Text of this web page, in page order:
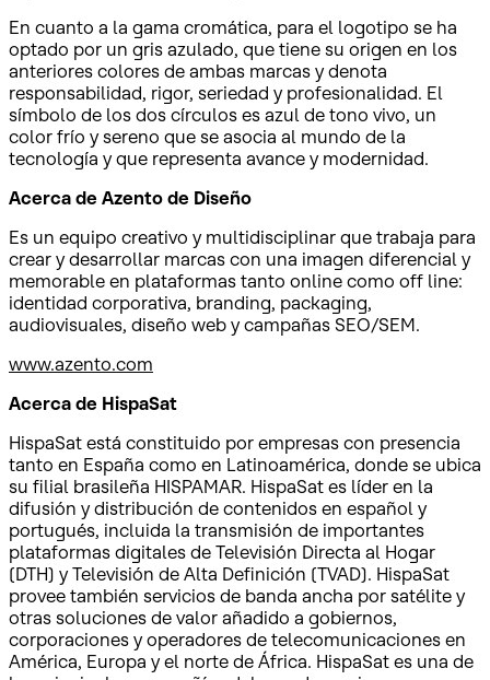
En cuanto a la gama cromática, para el logotipo se ha
optado por un gris azulado, que tiene su origen en los
anteriores colores de ambas marcas y denota
responsabilidad, rigor, seriedad y profesionalidad. El
símbolo de los dos círculos es azul de tono vivo, un
color frío y sereno que se asocia al mundo de la
tecnología y que representa avance y modernidad.
Acerca de Azento de Diseño
Es un equipo creativo y multidisciplinar que trabaja para
crear y desarrollar marcas con una imagen diferencial y
memorable en plataformas tanto online como off line:
identidad corporativa, branding, packaging,
audiovisuales, diseño web y campañas SEO/SEM.
www.azento.com
Acerca de HispaSat
HispaSat está constituido por empresas con presencia
tanto en España como en Latinoamérica, donde se ubica
su filial brasileña HISPAMAR. HispaSat es líder en la
difusión y distribución de contenidos en español y
portugués, incluida la transmisión de importantes
plataformas digitales de Televisión Directa al Hogar
(DTH) y Televisión de Alta Definición (TVAD). HispaSat
provee también servicios de banda ancha por satélite y
otras soluciones de valor añadido a gobiernos,
corporaciones y operadores de telecomunicaciones en
América, Europa y el norte de África. HispaSat es una de